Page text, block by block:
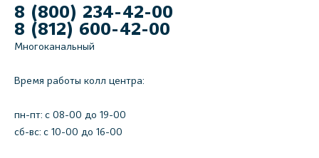
8 (800) 234-42-00
8 (812) 600-42-00
Многоканальный
Время работы колл центра:
пн-пт: c 08-00 до 19-00
сб-вс: с 10-00 до 16-00